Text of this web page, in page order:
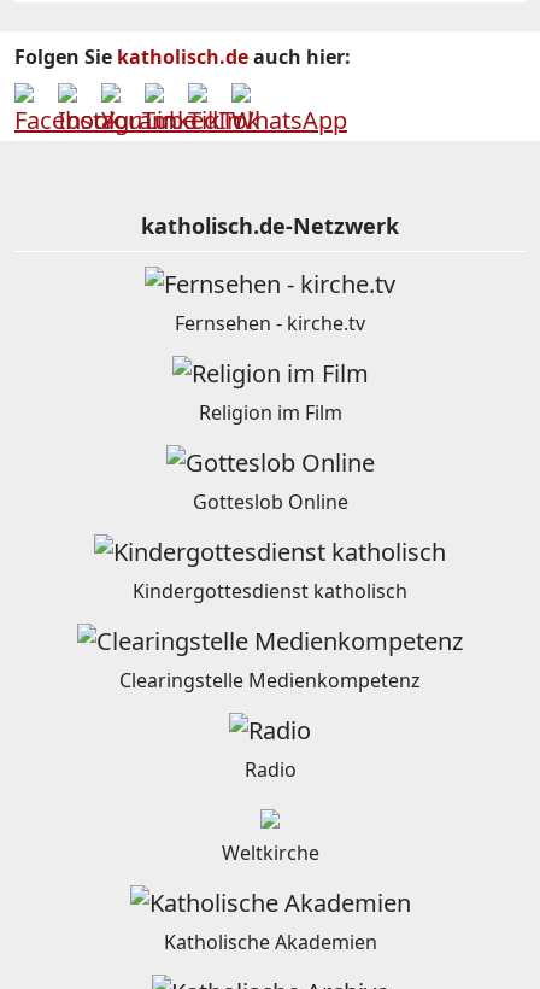
Folgen Sie katholisch.deauch hier:
katholisch.de-Netzwerk
Fernsehen - kirche.tv
Religion im Film
Gotteslob Online
Kindergottesdienst katholisch
Clearingstelle Medienkompetenz
Radio
Weltkirche
Katholische Akademien